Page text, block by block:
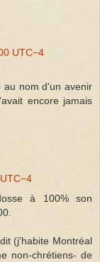
UTC−4
au nom d'un avenir
encore jamais
à 100% son
(j'habite Montréal
non-chrétiens- de